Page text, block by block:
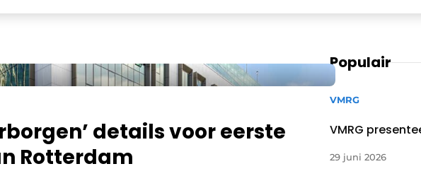
glas & daken
details voor eerste
Rotterdam
Populair
VMRG
VMRG
29 juni 2026